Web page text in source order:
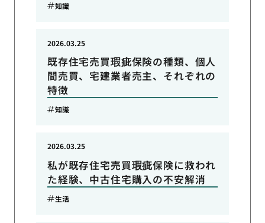
知識
既存住宅売買瑕疵保険の種類、個人
間売買、宅建業者売主、それぞれの
特徴
2026.03.25
知識
私が既存住宅売買瑕疵保険に救われ
た経験、中古住宅購入の不安解消
2026.03.25
生活